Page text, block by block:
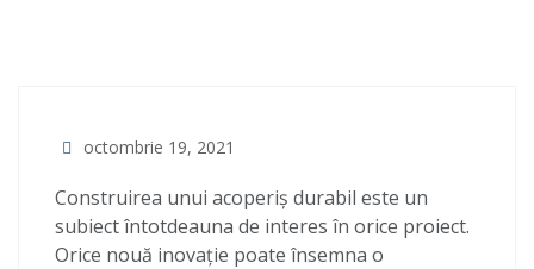
octombrie 19, 2021
Construirea unui acoperiș durabil este un
subiect întotdeauna de interes în orice proiect.
Orice nouă inovație poate însemna o